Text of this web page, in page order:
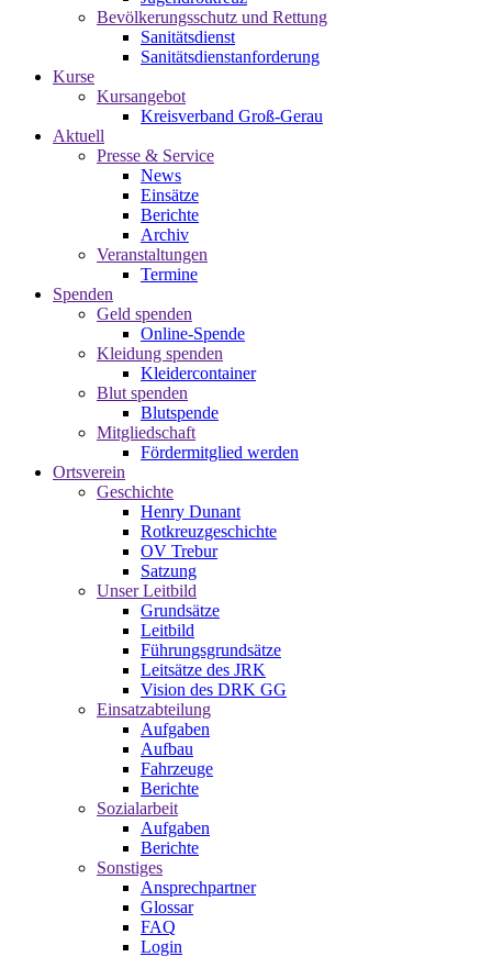
Bevölkerungsschutz und Rettung
Sanitätsdienst
Sanitätsdienstanforderung
Kurse
Kursangebot
Kreisverband Groß-Gerau
Aktuell
Presse & Service
News
Einsätze
Berichte
Archiv
Veranstaltungen
Termine
Spenden
Geld spenden
Online-Spende
Kleidung spenden
Kleidercontainer
Blut spenden
Blutspende
Mitgliedschaft
Fördermitglied werden
Ortsverein
Geschichte
Henry Dunant
Rotkreuzgeschichte
OV Trebur
Satzung
Unser Leitbild
Grundsätze
Leitbild
Führungsgrundsätze
Leitsätze des JRK
Vision des DRK GG
Einsatzabteilung
Aufgaben
Aufbau
Fahrzeuge
Berichte
Sozialarbeit
Aufgaben
Berichte
Sonstiges
Ansprechpartner
Glossar
FAQ
Login